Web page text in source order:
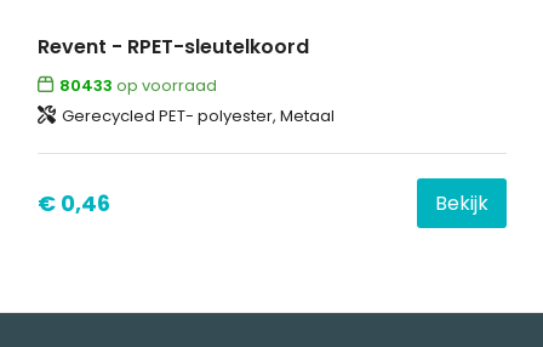
Revent - RPET-sleutelkoord
80433 op voorraad
Gerecycled PET- polyester, Metaal
€ 0,46 Bekijk